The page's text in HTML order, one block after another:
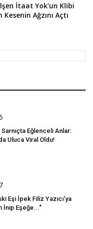
İtaat Yok'un Klibi
Kesenin Ağzını Açtı
Eğlenceli Anlar:
Uluca Viral Oldu!
Eşi İpek Filiz Yazıcı'ya
İnip Eşeğe..."